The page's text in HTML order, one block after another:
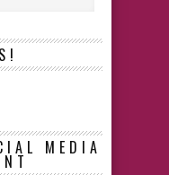
MEDIA